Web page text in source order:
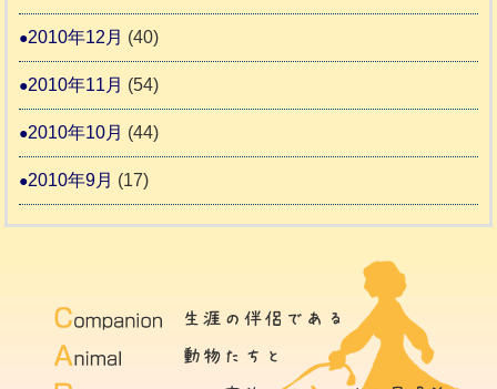
2010年12月 (40)
2010年11月 (54)
2010年10月 (44)
2010年9月 (17)